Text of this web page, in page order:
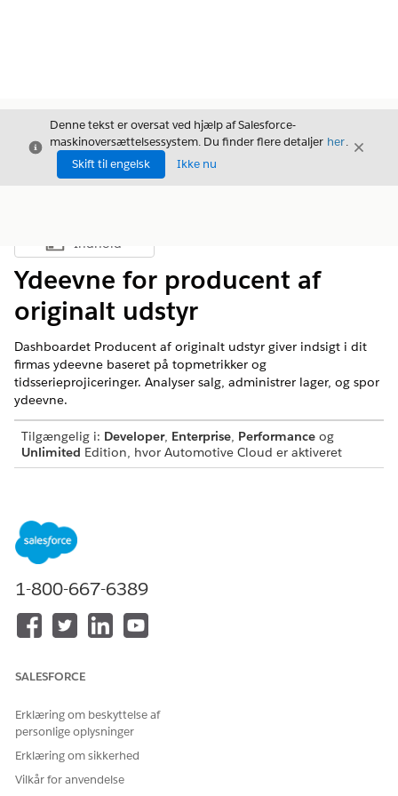
Luk
Denne tekst er oversat ved hjælp af Salesforce-
maskinoversættelsessystem. Du finder flere detaljer her.
Skift til engelsk
Ikke nu
Luk
Vis indholdsfortegnelse
Indhold
Ydeevne for producent af
originalt udstyr
Dashboardet Producent af originalt udstyr giver indsigt i dit
firmas ydeevne baseret på topmetrikker og
tidsserieprojiceringer. Analyser salg, administrer lager, og spor
ydeevne.
Tilgængelig i: Developer, Enterprise, Performance og
Unlimited Edition, hvor Automotive Cloud er aktiveret
Salgsside
Hvad er opdelingen af det samlede salg på biler, tjenester
og tilbehør for den valgte periode?
1-800-667-6389
SALESFORCE
Erklæring om beskyttelse af
personlige oplysninger
Erklæring om sikkerhed
Vilkår for anvendelse